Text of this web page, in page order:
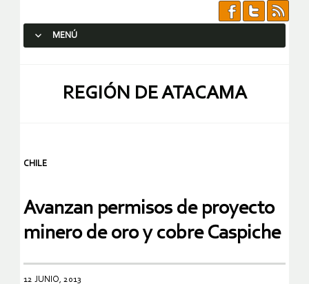
MENÚ
REGIÓN DE ATACAMA
CHILE
Avanzan permisos de proyecto
minero de oro y cobre Caspiche
12 JUNIO, 2013